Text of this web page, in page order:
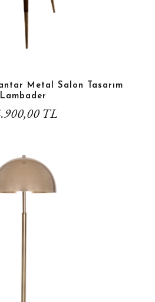
Metal Salon Tasarım
Lambader
TL